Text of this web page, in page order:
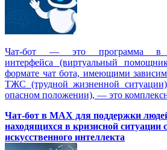
Чат-бот — это программа в
интерфейса (виртуальный
формате чат бота, имеющими
ТЖС (трудной жизненной
опасном положении), — это
Чат-бот в MAX для поддержки
находящихся в кризисной ситуации
искусственного интеллекта